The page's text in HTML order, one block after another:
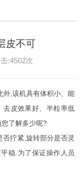
皮不可
:4502次
外,该机具有体积小、能
去皮效果好、半粒率低
了解多少呢?
拧紧,旋转部分是否灵
稳.为了保证操作人员